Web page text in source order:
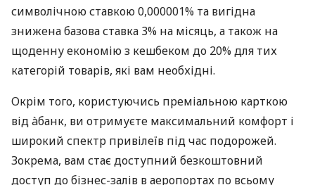
символічною ставкою 0,000001% та вигідна
знижена базова ставка 3% на місяць, а також на
щоденну економію з кешбеком до 20% для тих
категорій товарів, які вам необхідні.
Окрім того, користуючись преміальною карткою
від àбанк, ви отримуєте максимальний комфорт і
широкий спектр привілеїв під час подорожей.
Зокрема, вам стає доступний безкоштовний
доступ до бізнес-залів в аеропортах по всьому